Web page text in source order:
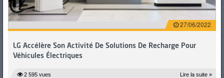
27/06/2022
LG Accélère Son Activité De Solutions De Recharge Pour
Véhicules Électriques
2 595 vues Lire la suite »